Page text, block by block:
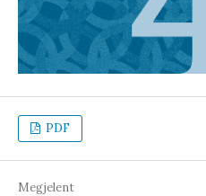
PDF
Megjelent